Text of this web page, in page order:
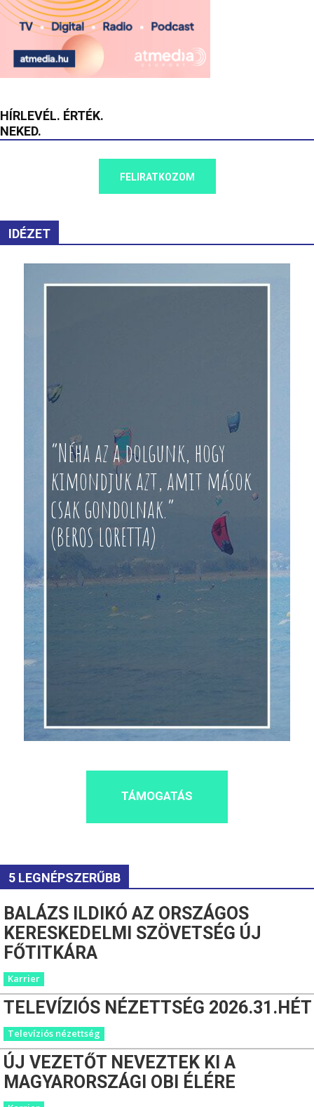
HÍRLEVÉL. ÉRTÉK.
NEKED.
FELIRATKOZOM
IDÉZET
“Néha az a dolgunk, hogy
kimondjuk azt, amit mások
csak gondolnak.”
(BEROS LORETTA)
TÁMOGATÁS
5 LEGNÉPSZERŰBB
BALÁZS ILDIKÓ AZ ORSZÁGOS
KERESKEDELMI SZÖVETSÉG ÚJ
FŐTITKÁRA
Karrier
TELEVÍZIÓS NÉZETTSÉG 2026.31.HÉT
Televíziós nézettség
ÚJ VEZETŐT NEVEZTEK KI A
MAGYARORSZÁGI OBI ÉLÉRE